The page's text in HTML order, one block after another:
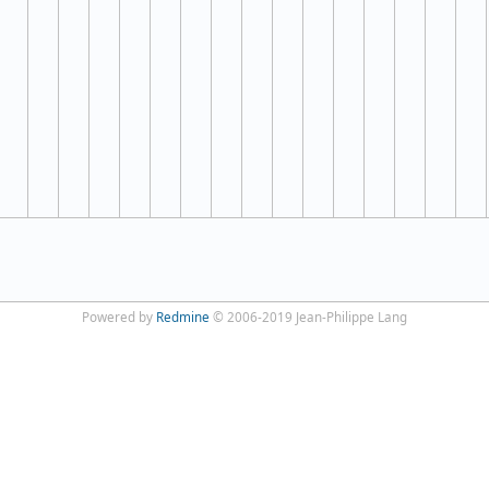
Powered by Redmine © 2006-2019 Jean-Philippe Lang